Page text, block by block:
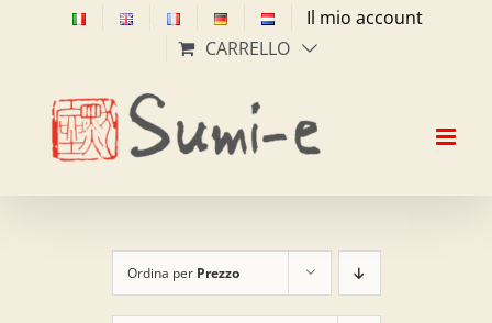
Il mio account
CARRELLO
Ordina per Prezzo